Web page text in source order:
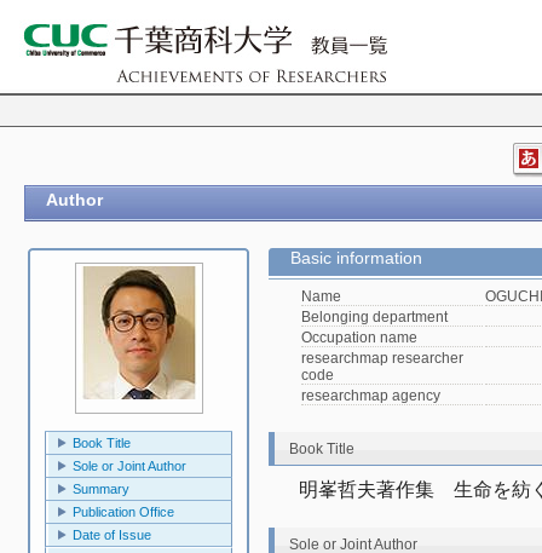
Author
Book Title
Sole or Joint Author
Summary
Publication Office
Date of Issue
Basic information
Name
Belonging department
Occupation name
researchmap researcher
code
researchmap agency
Book Title
明峯哲夫著作集　生命を紡
Sole or Joint Author